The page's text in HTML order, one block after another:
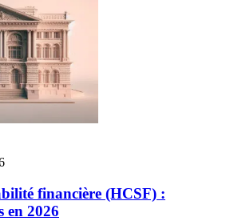
financière (HCSF) :
en 2026